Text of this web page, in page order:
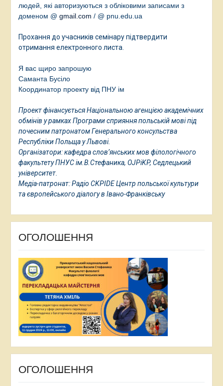
людей, які авторизуються з обліковими записами з
доменом @ gmail.com / @ pnu.edu.ua
Прохання до учасників семінару підтвердити
отримання електронного листа.
Я вас щиро запрошую
Саманта Бусіло
Координатор проекту від ПНУ ім
Проект фінансується Національною агенцією академічних
обмінів у рамках Програми сприяння польській мові під
почесним патронатом Генерального консульства
Республіки Польща у Львові.
Організатори: кафедра слов’янських мов філологічного
факультету ПНУС ім.В.Стефаника, OJPiKP, Седлецький
університет.
Медіа-патронат: Радіо CKPIDE Центр польської культури
та європейського діалогу в Івано-Франківську
ОГОЛОШЕННЯ
ОГОЛОШЕННЯ